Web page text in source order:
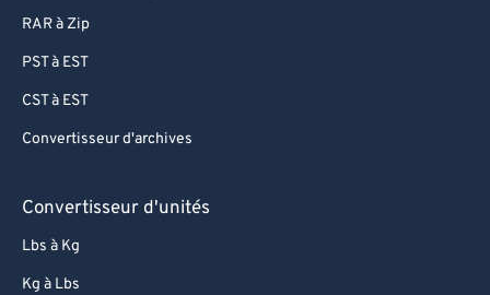
RAR à Zip
PST à EST
CST à EST
Convertisseur d'archives
Convertisseur d'unités
Lbs à Kg
Kg à Lbs